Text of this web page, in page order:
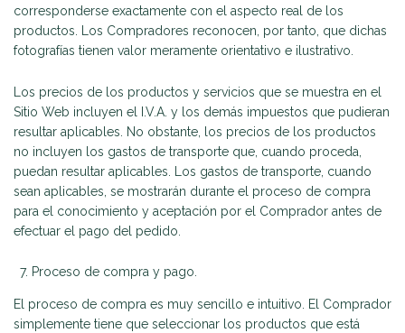
corresponderse exactamente con el aspecto real de los
productos. Los Compradores reconocen, por tanto, que dichas
fotografías tienen valor meramente orientativo e ilustrativo.
Los precios de los productos y servicios que se muestra en el
Sitio Web incluyen el I.V.A. y los demás impuestos que pudieran
resultar aplicables. No obstante, los precios de los productos
no incluyen los gastos de transporte que, cuando proceda,
puedan resultar aplicables. Los gastos de transporte, cuando
sean aplicables, se mostrarán durante el proceso de compra
para el conocimiento y aceptación por el Comprador antes de
efectuar el pago del pedido.
Proceso de compra y pago.
El proceso de compra es muy sencillo e intuitivo. El Comprador
simplemente tiene que seleccionar los productos que está